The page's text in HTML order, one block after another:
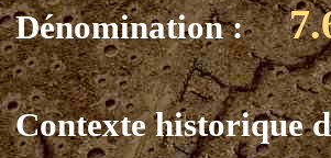
Dénomination :
Contexte historique